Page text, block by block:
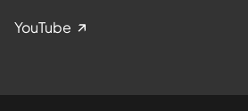
YouTube